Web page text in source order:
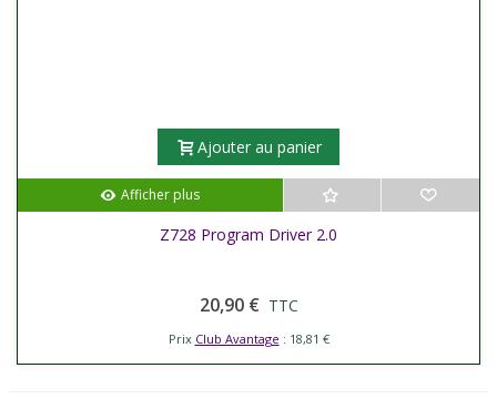
Ajouter au panier
Afficher plus
Z728 Program Driver 2.0
20,90 € TTC
Prix Club Avantage : 18,81 €